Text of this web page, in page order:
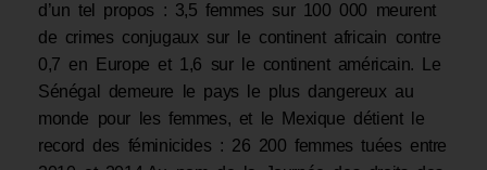
d’un tel propos : 3,5 femmes sur 100 000 meurent
de crimes conjugaux sur le continent africain contre
0,7 en Europe et 1,6 sur le continent américain. Le
Sénégal demeure le pays le plus dangereux au
monde pour les femmes, et le Mexique détient le
record des féminicides : 26 200 femmes tuées entre